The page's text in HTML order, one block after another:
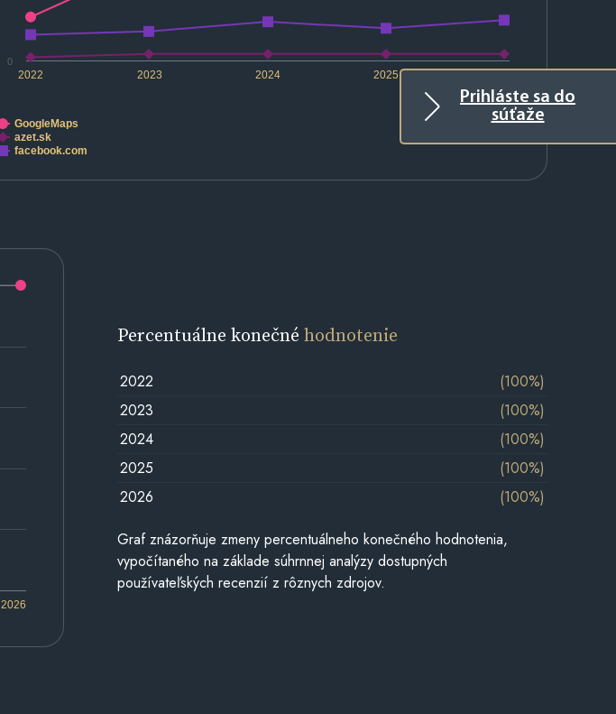
Prihláste sa do
súťaže
2022 2023 2024 2025
0
GoogleMaps
azet.sk
facebook.com
2026
Percentuálne konečnéhodnotenie
2022
(100%)
2023
(100%)
2024
(100%)
2025
(100%)
2026
(100%)
Graf znázorňuje zmeny percentuálneho konečného hodnotenia,
vypočítaného na základe súhrnnej analýzy dostupných
používateľských recenzií z rôznych zdrojov.